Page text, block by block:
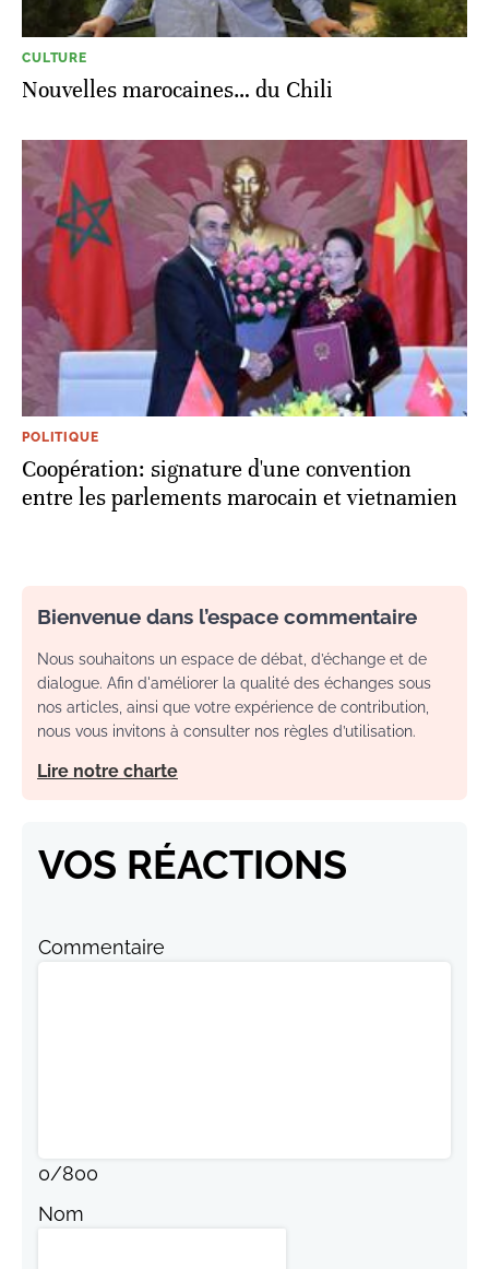
CULTURE
Nouvelles marocaines… du Chili
POLITIQUE
Coopération: signature d'une convention
entre les parlements marocain et vietnamien
Bienvenue dans l’espace commentaire
Nous souhaitons un espace de débat, d’échange et de
dialogue. Afin d'améliorer la qualité des échanges sous
nos articles, ainsi que votre expérience de contribution,
nous vous invitons à consulter nos règles d’utilisation.
Lire notre charte
VOS RÉACTIONS
Commentaire
0/800
Nom